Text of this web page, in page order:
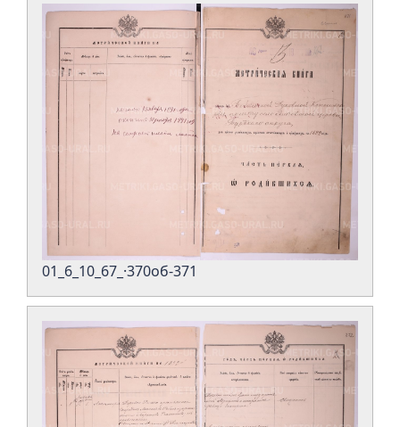
01_6_10_67_·370об-371